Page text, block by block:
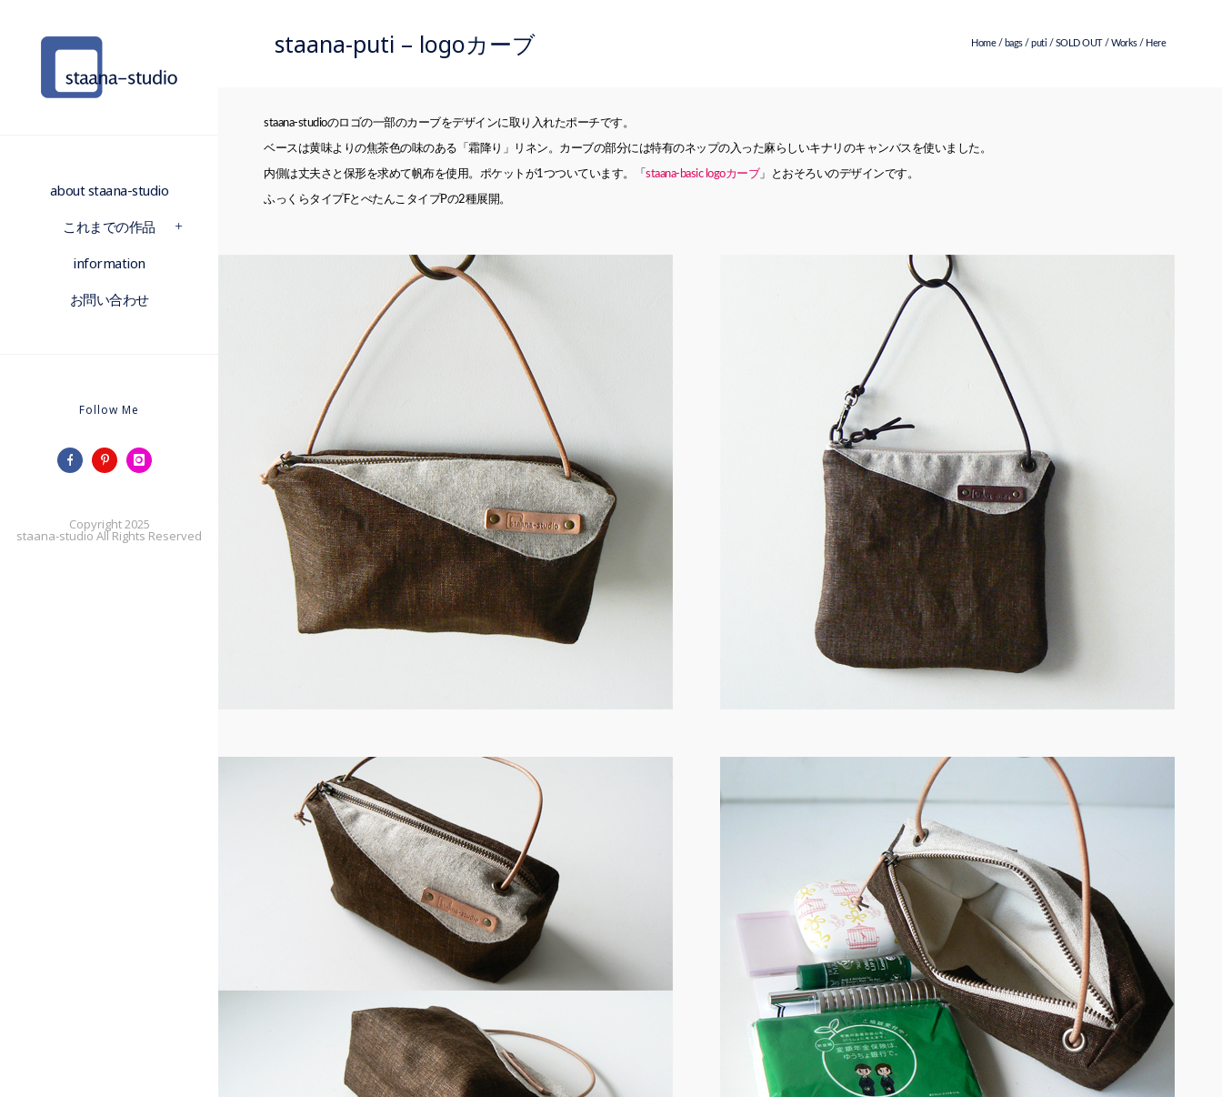
about staana-studio
これまでの作品
information
お問い合わせ
Follow Me
Copyright 2025
staana-studio All Rights Reserved
staana-puti – logoカーブ Home/ bags/ puti / SOLD OUT/ Works/ Here
staana-studioのロゴの一部のカーブをデザインに取り入れたポーチです。
ベースは黄味よりの焦茶色の味のある「霜降り」リネン。カーブの部分には特有のネップの入った麻らしいキナリのキャンバスを使いました。
内側は丈夫さと保形を求めて帆布を使用。ポケットが1つついています。「 staana-basic logoカーブ 」とおそろいのデザインです。
ふっくらタイプFとぺたんこタイプPの2種展開。